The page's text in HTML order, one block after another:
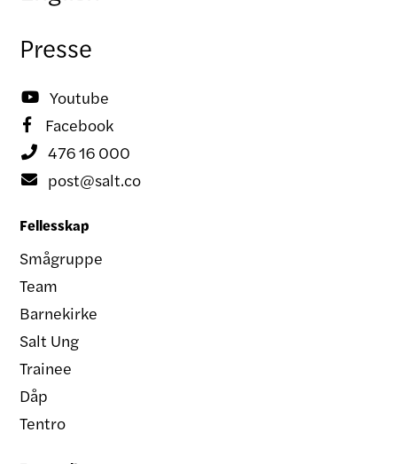
Presse
 Youtube
 Facebook
 476 16 000
 post@salt.co
Fellesskap
Smågruppe
Team
Barnekirke
Salt Ung
Trainee
Dåp
Tentro